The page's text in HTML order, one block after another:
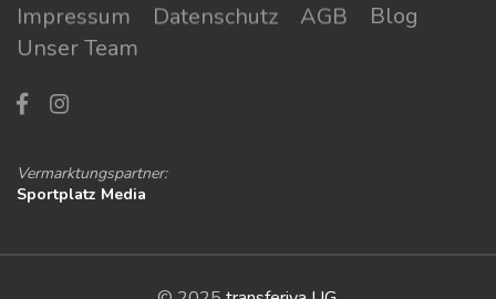
Impressum Datenschutz AGB
Blog
Unser Team
Vermarktungspartner:
Sportplatz Media